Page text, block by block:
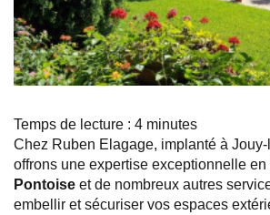
Temps de lecture : 4 minutes
Chez Ruben Elagage, implanté à
offrons une expertise exceptionnelle en
Pontoise et de nombreux autres
embellir et sécuriser vos espaces